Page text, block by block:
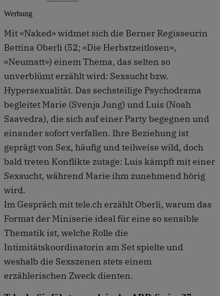
Werbung
Mit «Naked» widmet sich die Berner Regisseurin
Bettina Oberli (52; «Die Herbstzeitlosen»,
«Neumatt») einem Thema, das selten so
unverblümt erzählt wird: Sexsucht bzw.
Hypersexualität. Das sechsteilige Psychodrama
begleitet Marie (Svenja Jung) und Luis (Noah
Saavedra), die sich auf einer Party begegnen und
einander sofort verfallen. Ihre Beziehung ist
geprägt von Sex, häufig und teilweise wild, doch
bald treten Konflikte zutage: Luis kämpft mit einer
Sexsucht, während Marie ihm zunehmend hörig
wird.
Im Gespräch mit tele.ch erzählt Oberli, warum das
Format der Miniserie ideal für eine so sensible
Thematik ist, welche Rolle die
Intimitätskoordinatorin am Set spielte und
weshalb die Sexszenen stets einem
erzählerischen Zweck dienten.